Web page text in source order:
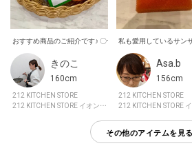
きのこ
160cm
212 KITCHEN STORE
212 KITCHEN STORE イオンモール伊丹
私も愛用しているサン
Asa.b
156cm
212 KITCHEN STORE
その他のアイテムを見る